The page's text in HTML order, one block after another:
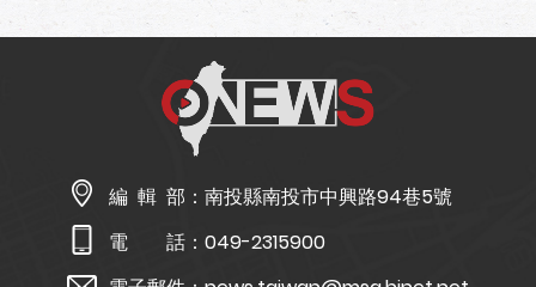
編 輯 部： 南投縣南投市中興路94巷5號
電 話： 049-2315900